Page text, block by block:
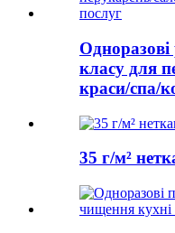
класу для
краси/спа/
35 г/м²